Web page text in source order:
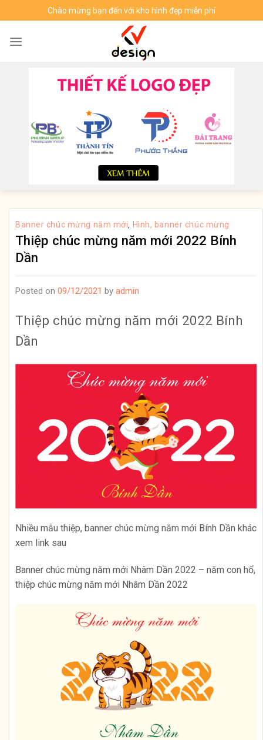
to
content
Chào mừng bạn đến với kho hình đẹp miễn phí
Banner chúc mừng năm mới, Hình, banner chúc mừng
Thiệp chúc mừng năm mới 2022 Bính
Dần
Posted on 09/12/2021 by admin
Thiệp chúc mừng năm mới 2022 Bính
Dần
Nhiều mẫu thiệp, banner chúc mừng năm mới Bính Dần khác
xem link sau
Banner chúc mừng năm mới Nhâm Dần 2022 – năm con hổ,
thiệp chúc mừng năm mới Nhâm Dần 2022